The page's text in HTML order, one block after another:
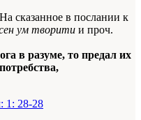
сказанное в послании к
ум творити и проч.
в разуме, то предал их
1: 28-28